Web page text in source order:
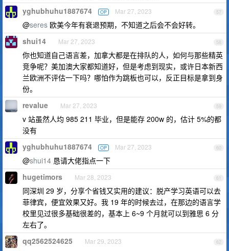
57
yghubhuhu1887674 OP Mar 27, 2023
@seres 欧美今年有衰退预期，不知道之后会不会好转。
58
shui14 Mar 27, 2023
你也知道自己语言差，加拿大都是在排队的人，如何与那些精英
竞争呢？美加澳大家都知道好，但是考虑到现实，或许日本新西
兰欧洲不评估一下吗？哪怕作为跳板也可以，反正目标是拿到身
份。
59
revalue Mar 27, 2023
v 站虽然人均 985 211 毕业，但是能存 200w 的，估计 5%的都
没有
60
yghubhuhu1887674 OP Mar 27, 2023
@shui14 恳请大佬指点一下
61
hugetimors Mar 28, 2023
同深圳 29 岁，分享个省钱又实用的建议：脱产学习英语可以去
菲律宾，便宜效果又好。我 19 年的时候去过，在那边的语言学
校里见过很多基础很差的，基本上 6~9 个月就可以到雅思 6 分
左右了。
62
qq2562524625 Mar 29, 2023